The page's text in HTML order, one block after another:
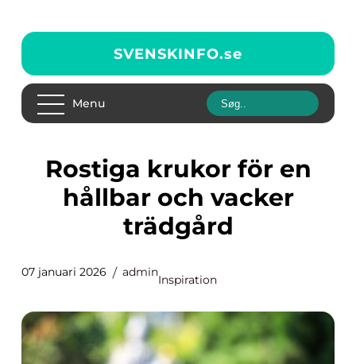
SVENSKINFO.se
Menu
Rostiga krukor för en
hållbar och vacker
trädgård
07 januari 2026 admin
Inspiration